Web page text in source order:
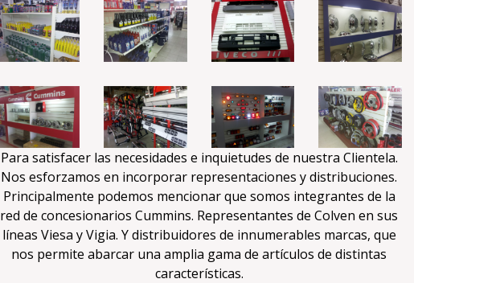
Para satisfacer las necesidades e inquietudes de nuestra Clientela.
Nos esforzamos en incorporar representaciones y distribuciones.
Principalmente podemos mencionar que somos integrantes de la
red de concesionarios Cummins. Representantes de Colven en sus
líneas Viesa y Vigia. Y distribuidores de innumerables marcas, que
nos permite abarcar una amplia gama de artículos de distintas
características.